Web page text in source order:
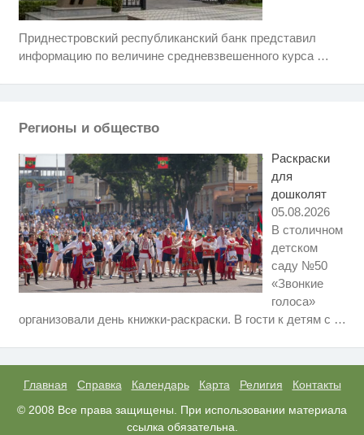
Приднестровский республиканский банк представил
информацию по величине средневзвешенного курса …
Регионы и общество
Раскраски
для
дошколят
05.08.2026
В столичном
детском
саду №50
«Звонкие
голоса»
организовали день книжки-раскраски. В гости к детям с …
Главная Справка Календарь Карта Религия
Контакты
© 2008 Все права защищены. При использовании материала
ссылка обязательна.
i
Ржу не переставая, это видео
Этот танец невесты оставит вас
Рак начинается не с боли:
признак болезни
а смеяться вы будете долго
жена и дочь
i
Депутаты — против
репетиторов. Минобр — против